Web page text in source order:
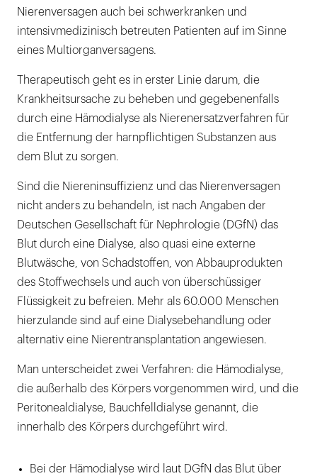
Nierenversagen auch bei schwerkranken und
intensivmedizinisch betreuten Patienten auf im Sinne
eines Multiorganversagens.
Therapeutisch geht es in erster Linie darum, die
Krankheitsursache zu beheben und gegebenenfalls
durch eine Hämodialyse als Nierenersatzverfahren für
die Entfernung der harnpflichtigen Substanzen aus
dem Blut zu sorgen.
Sind die Niereninsuffizienz und das Nierenversagen
nicht anders zu behandeln, ist nach Angaben der
Deutschen Gesellschaft für Nephrologie (DGfN) das
Blut durch eine Dialyse, also quasi eine externe
Blutwäsche, von Schadstoffen, von Abbauprodukten
des Stoffwechsels und auch von überschüssiger
Flüssigkeit zu befreien. Mehr als 60.000 Menschen
hierzulande sind auf eine Dialysebehandlung oder
alternativ eine Nierentransplantation angewiesen.
Man unterscheidet zwei Verfahren: die Hämodialyse,
die außerhalb des Körpers vorgenommen wird, und die
Peritonealdialyse, Bauchfelldialyse genannt, die
innerhalb des Körpers durchgeführt wird.
Bei der Hämodialyse wird laut DGfN das Blut über